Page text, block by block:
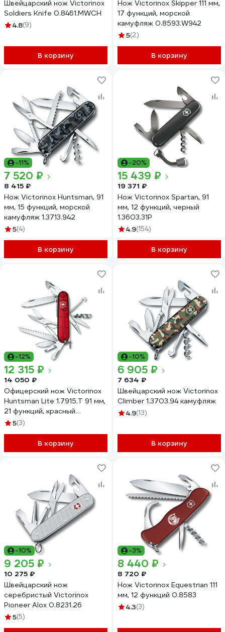
Швейцарский нож Victorinox
Soldiers Knife 0.8461.MWCH
4.8(9)
В корзину
Нож Victorinox Skipper 111 мм,
17 функций, морской
камуфляж 0.8593.W942
5(2)
В корзину
-11%
7 520 ₽
8 415 ₽
Нож Victorinox Huntsman, 91
мм, 15 функций, морской
камуфляж 1.3713.942
5(4)
В корзину
-20%
15 439 ₽
19 371 ₽
Нож Victorinox Spartan, 91
мм, 12 функций, черный
1.3603.31P
4.9(154)
В корзину
-12%
12 315 ₽
14 050 ₽
Офицерский нож Victorinox
Huntsman Lite 1.7915.T 91 мм,
21 функций, красный
полупрозрачный
5(3)
В корзину
-10%
6 905 ₽
7 634 ₽
Швейцарский нож Victorinox
Climber 1.3703.94 камуфляж
4.9(13)
В корзину
-10%
9 205 ₽
10 275 ₽
Швейцарский нож
серебристый Victorinox
Pioneer Alox 0.8231.26
5(5)
-3%
8 440 ₽
8 720 ₽
Нож Victorinox Equestrian 111
мм, 12 функций 0.8583
4.3(3)